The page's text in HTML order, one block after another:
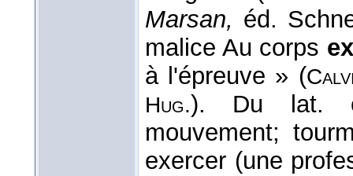
Marsan, éd.
malice Au corps
à l'épreuve » (
Hug.). Du lat.
mouvement;
exercer (une